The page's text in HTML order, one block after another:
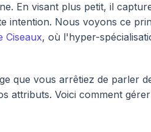
En visant plus petit, il
intention. Nous voyons ce
Ciseaux, où l'hyper-
que vous arrêtiez de parler
attributs. Voici comment